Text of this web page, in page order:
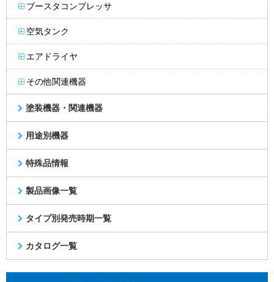
ブースタコンプレッサ
空気タンク
エアドライヤ
その他関連機器
塗装機器・関連機器
用途別機器
特殊品情報
製品画像一覧
タイプ別発売時期一覧
カタログ一覧